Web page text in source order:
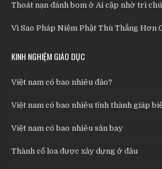
Thoát nạn đánh bom ở Ai cập nhờ trì
Vì Sao Pháp Niệm Phật Thù Thắng Hơn
KINH NGHIỆM GIÁO DỤC
Việt nam có bao nhiêu đảo?
Việt nam có bao nhiêu tỉnh thành giáp
Việt nam có bao nhiêu sân bay
Thành cổ loa được xây dựng ở đâu